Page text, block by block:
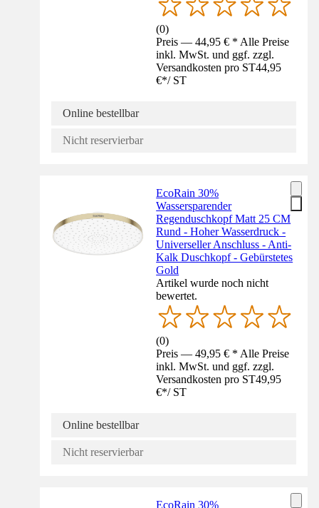
(0)
Preis — 44,95 € * Alle Preise
inkl. MwSt. und ggf. zzgl.
Versandkosten pro ST44,95
€*/ ST
Online bestellbar
Nicht reservierbar
EcoRain 30%
Wassersparender
Regenduschkopf Matt 25 CM
Rund - Hoher Wasserdruck -
Universeller Anschluss - Anti-
Kalk Duschkopf - Gebürstetes
Gold
Artikel wurde noch nicht
bewertet.
(0)
Preis — 49,95 € * Alle Preise
inkl. MwSt. und ggf. zzgl.
Versandkosten pro ST49,95
€*/ ST
Online bestellbar
Nicht reservierbar
EcoRain 30%